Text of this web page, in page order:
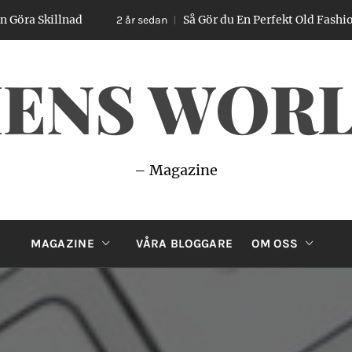
2 år sedan Så Gör du En Perfekt Old Fashioned –
– Magazine
MAGAZINE VÅRA BLOGGARE OM OSS